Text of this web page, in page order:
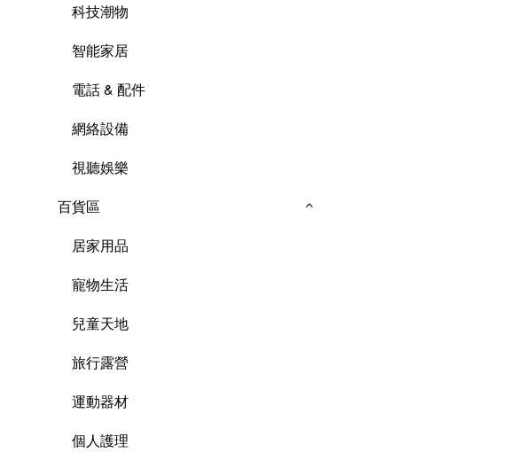
科技潮物
智能家居
電話 & 配件
網絡設備
視聽娛樂
百貨區
居家用品
寵物生活
兒童天地
旅行露營
運動器材
個人護理